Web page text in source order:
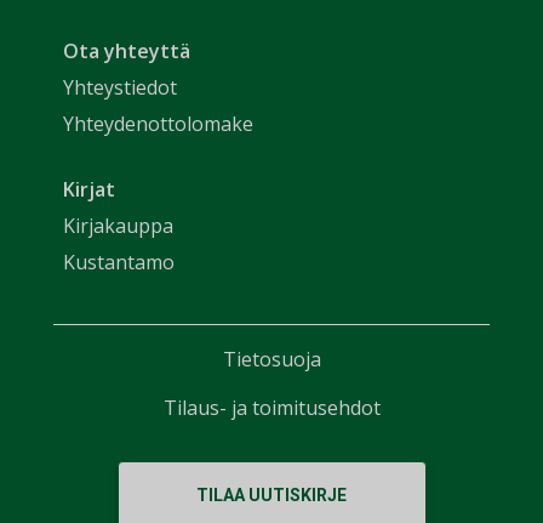
Ota yhteyttä
Yhteystiedot
Yhteydenottolomake
Kirjat
Kirjakauppa
Kustantamo
TILAA UUTISKIRJE
Tietosuoja
Tilaus- ja toimitusehdot